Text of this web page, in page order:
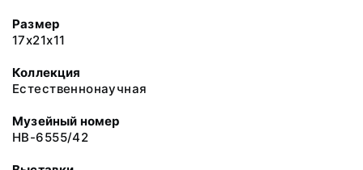
Размер
17x21x11
Коллекция
Естественнонаучная
Музейный номер
НВ-6555/42